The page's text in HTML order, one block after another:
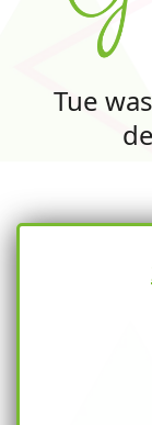
Tue was